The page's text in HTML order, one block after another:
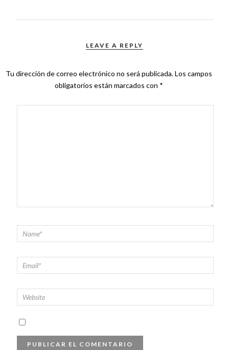
LEAVE A REPLY
Tu dirección de correo electrónico no será publicada.Los campos
obligatorios están marcados con *